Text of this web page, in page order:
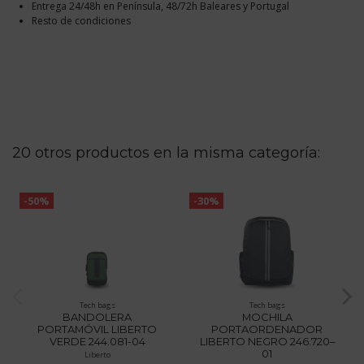
Entrega 24/48h en Península, 48/72h Baleares y Portugal
Resto de condiciones
20 otros productos en la misma categoría:
-50%
Tech bags
BANDOLERA
PORTAMÓVIL LIBERTO
VERDE 244.081-04
Liberto
-30%
Tech bags
MOCHILA
PORTAORDENADOR
LIBERTO NEGRO 246.720–
01